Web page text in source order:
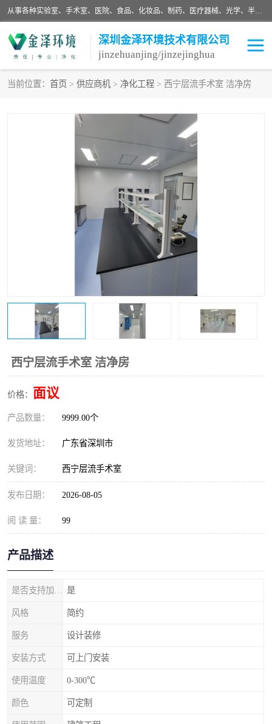
从事各种实验室、手术室、医院、食品、化妆品、制药、医疗器械、光学、半导体、精密电子等无尘车间行业的洁净车间装修设计、净化设备、恒温恒湿空调的设计制作与安装、净化系统工程项目施工及其技术支持服务。
深圳金泽环境技术有限公司
jinzehuanjing/jinzejinghua
当前位置： 首页 > 供应商机 > 净化工程 > 西宁层流手术室 洁净房
西宁层流手术室 洁净房
价格： 面议
产品数量： 9999.00个
发货地址： 广东省深圳市
关键词： 西宁层流手术室
发布日期： 2026-08-05
阅 读 量： 99
产品描述
是
风格 简约
服务 设计装修
安装方式 可上门安装
使用温度 0-300℃
颜色 可定制
实验室净化
GMP车间净化
生命工程
食品饮料
光电车间
洁净棚